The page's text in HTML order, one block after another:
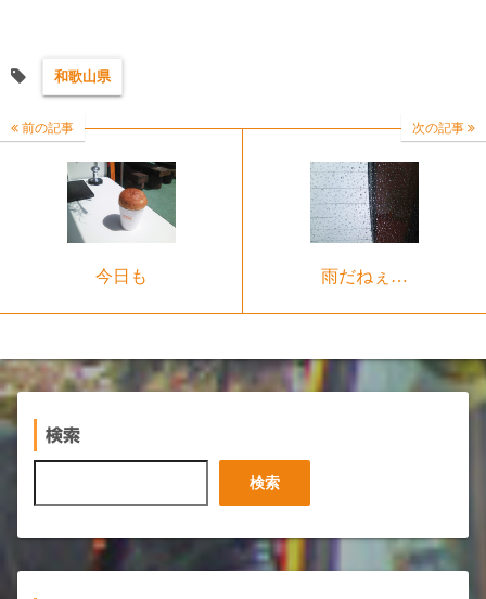
和歌山県
前の記事
今日も
次の記事
雨だねぇ…
検索
索
検索